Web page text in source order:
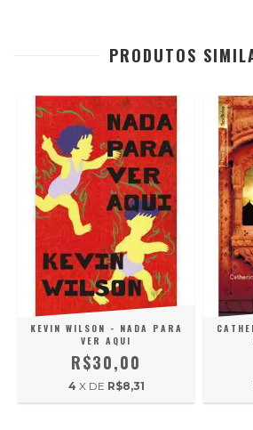
PRODUTOS
KEVIN WILSON - NADA PARA
VER AQUI
R$30,00
4 X DE R$8,31